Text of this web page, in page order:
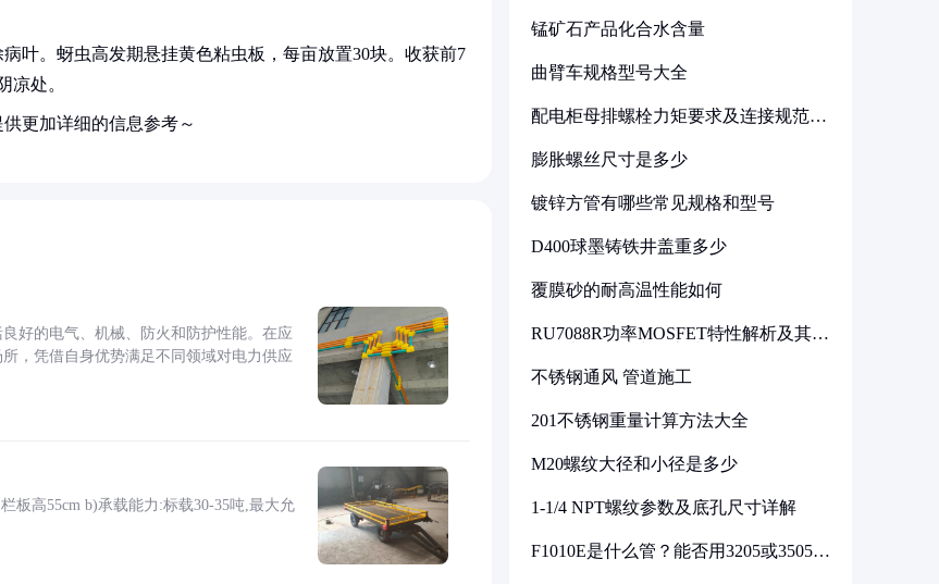
叶。蚜虫高发期悬挂黄色粘虫板，每亩放置30块。收获前7
凉处。
更加详细的信息参考～
好的电气、机械、防火和防护性能。在应
，凭借自身优势满足不同领域对电力供应
板高55cm b)承载能力:标载30-35吨,最大允
锰矿石产品化合水含量
曲臂车规格型号大全
配电柜母排螺栓力矩要求及连接规范详
膨胀螺丝尺寸是多少
镀锌方管有哪些常见规格和型号
D400球墨铸铁井盖重多少
覆膜砂的耐高温性能如何
RU7088R功率MOSFET特性解析及其在
不锈钢通风 管道施工
201不锈钢重量计算方法大全
M20螺纹大径和小径是多少
1-1/4 NPT螺纹参数及底孔尺寸详解
F1010E是什么管？能否用3205或3505代